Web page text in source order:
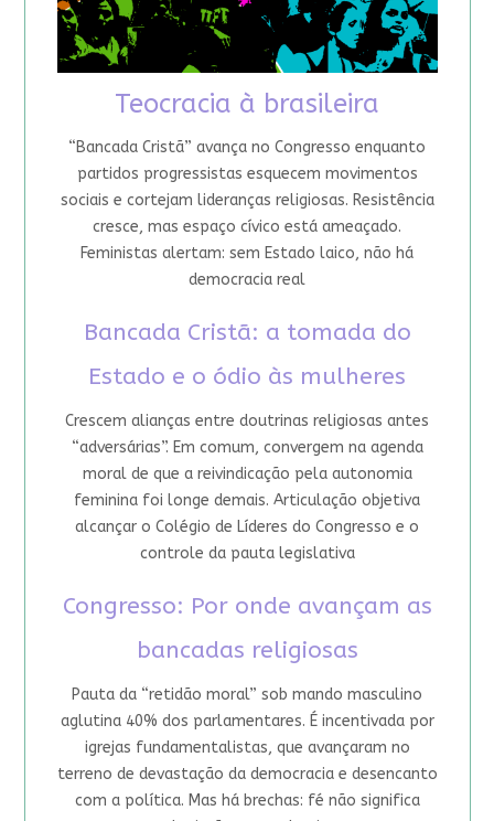
Teocracia à brasileira
“Bancada Cristã” avança no Congresso enquanto
partidos progressistas esquecem movimentos
sociais e cortejam lideranças religiosas. Resistência
cresce, mas espaço cívico está ameaçado.
Feministas alertam: sem Estado laico, não há
democracia real
Bancada Cristã: a tomada do
Estado e o ódio às mulheres
Crescem alianças entre doutrinas religiosas antes
“adversárias”. Em comum, convergem na agenda
moral de que a reivindicação pela autonomia
feminina foi longe demais. Articulação objetiva
alcançar o Colégio de Líderes do Congresso e o
controle da pauta legislativa
Congresso: Por onde avançam as
bancadas religiosas
Pauta da “retidão moral” sob mando masculino
aglutina 40% dos parlamentares. É incentivada por
igrejas fundamentalistas, que avançaram no
terreno de devastação da democracia e desencanto
com a política. Mas há brechas: fé não significa